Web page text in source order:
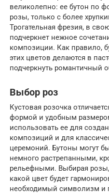
великолепно: ее бутон по
розы, только с более
Трогательная фрезия, в
подчеркнет нежное
композиции. Как правило,
этих цветов делаются в
подчеркнуть романтичный
Выбор роз
Кустовая розочка
формой и удобным
использовать ее для
композиций и для
церемоний. Бутоны могут
немного растрепанными,
рельефными. Выбирая
какой цвет будет
необходимый символизм и